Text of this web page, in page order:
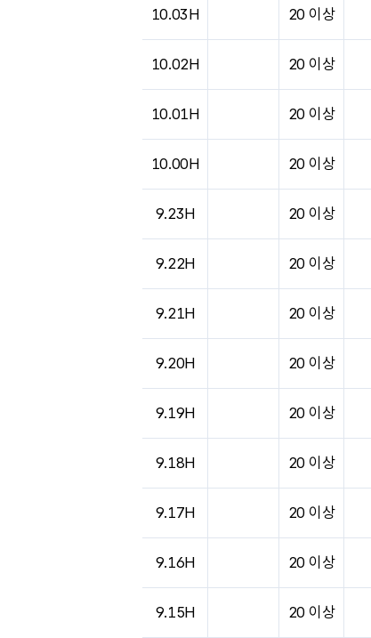
10.03H 20 이상
10.02H 20 이상
10.01H 20 이상
10.00H 20 이상
9.23H 20 이상
9.22H 20 이상
9.21H 20 이상
9.20H 20 이상
9.19H 20 이상
9.18H 20 이상
9.17H 20 이상
9.16H 20 이상
9.15H 20 이상